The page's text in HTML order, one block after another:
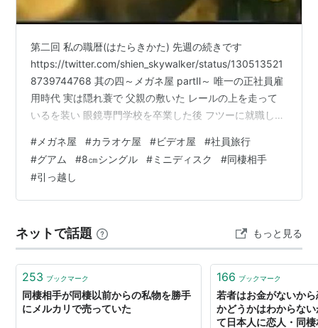
第二回 私の職暦(はたらきかた) 先週の続きです
https://twitter.com/shien_skywalker/status/130513521
8739744768 其の四～メガネ屋 partⅡ～ 唯一の正社員雇
用時代 実は隠れ蓑で 父親の敷いた レールの上を走って
いるを装い 眼鏡専門学校を卒業した後 フツーに就職しま
東京都調布市より 西武池袋線の終着駅に引っ越します 店
休日の月曜のみ休みの 週6日フルタイム勤務で 毎週日曜
の夜に仕事が終わると 本厚木のスタジオに電車で直行 海
老名や横浜のバンド仲間と スタジオに入ってました そ…
# メガネ屋 #カラオケ屋 #ビデオ屋 #社員旅行
#グアム #8㎝シングル #ミニディスク #同棲相手
#引っ越し
ネットで話題 もっと見る
253 ブックマーク
同棲相手が同棲以前からの私物を勝手
にメルカリで売っていた
166 ブックマーク
若者はお金がないか
かどうかはわからな
て日本人に恋人・同